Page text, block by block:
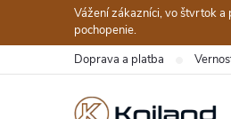
obsah
Vážení zákazníci, vo štvrtok
pochopenie.
Doprava a platba